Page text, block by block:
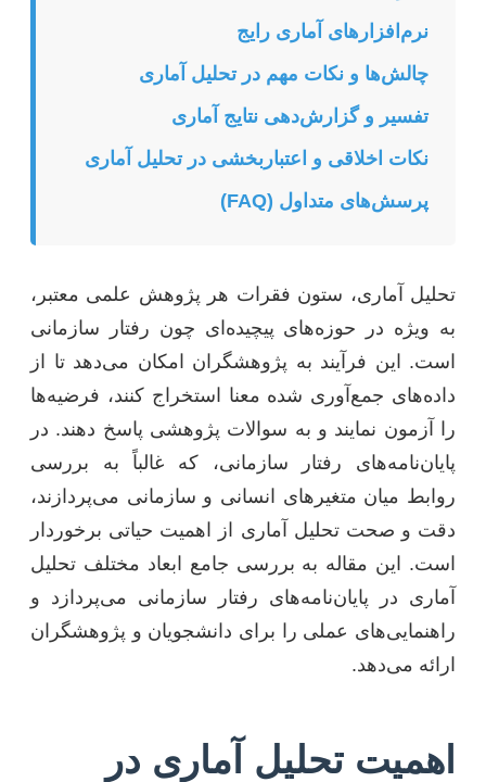
نرم‌افزارهای آماری رایج
چالش‌ها و نکات مهم در تحلیل آماری
تفسیر و گزارش‌دهی نتایج آماری
نکات اخلاقی و اعتباربخشی در تحلیل آماری
پرسش‌های متداول (FAQ)
تحلیل آماری، ستون فقرات هر پژوهش علمی معتبر،
به ویژه در حوزه‌های پیچیده‌ای چون رفتار سازمانی
است. این فرآیند به پژوهشگران امکان می‌دهد تا از
داده‌های جمع‌آوری شده معنا استخراج کنند، فرضیه‌ها
را آزمون نمایند و به سوالات پژوهشی پاسخ دهند. در
پایان‌نامه‌های رفتار سازمانی، که غالباً به بررسی
روابط میان متغیرهای انسانی و سازمانی می‌پردازند،
دقت و صحت تحلیل آماری از اهمیت حیاتی برخوردار
است. این مقاله به بررسی جامع ابعاد مختلف تحلیل
آماری در پایان‌نامه‌های رفتار سازمانی می‌پردازد و
راهنمایی‌های عملی را برای دانشجویان و پژوهشگران
ارائه می‌دهد.
اهمیت تحلیل آماری در